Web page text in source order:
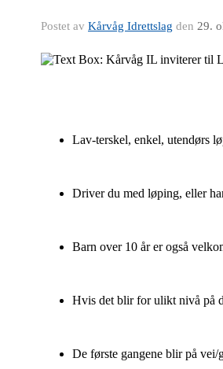
Postet av Kårvåg Idrettslag den 29.
Lav-terskel, enkel, utendørs
Driver du med løping, eller
Barn over 10 år er også
Hvis det blir for ulikt nivå på
De første gangene blir på vei/